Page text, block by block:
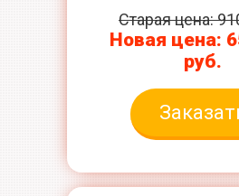
Старая цена:
Новая цена:
руб.